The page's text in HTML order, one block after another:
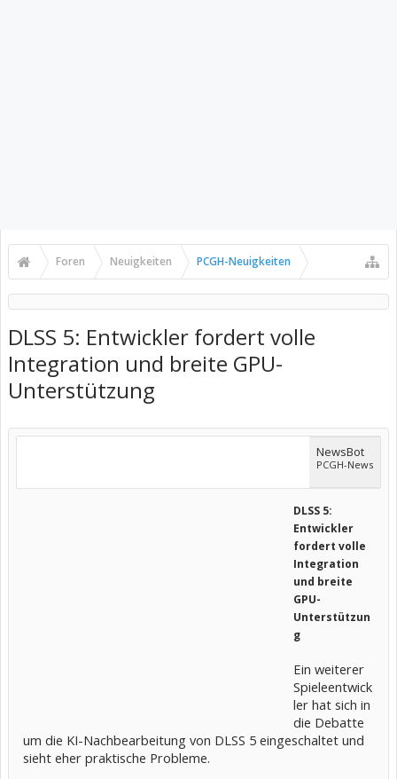
Foren Neuigkeiten PCGH-Neuigkeiten
DLSS 5: Entwickler fordert volle
Integration und breite GPU-
Unterstützung
NewsBot
PCGH-News
DLSS 5:
Entwickler
fordert volle
Integration
und breite
GPU-
Unterstützun
g
Ein weiterer
Spieleentwick
ler hat sich in
die Debatte
um die KI-Nachbearbeitung von DLSS 5 eingeschaltet und
sieht eher praktische Probleme.